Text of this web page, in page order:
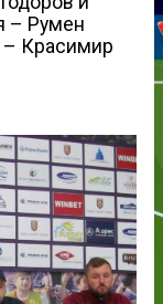
– Румен
– Красимир